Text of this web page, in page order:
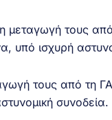
τους από τη
συνοδεία.